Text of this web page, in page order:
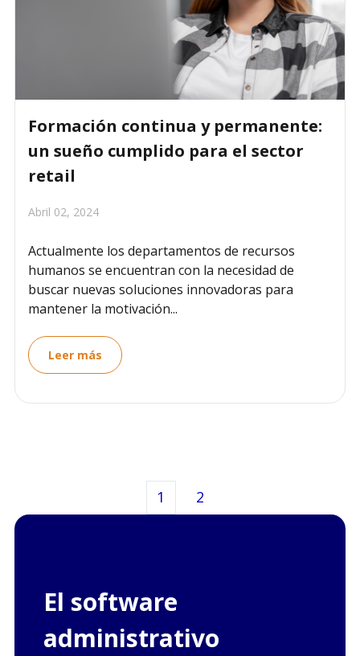
Formación continua y permanente:
un sueño cumplido para el sector
retail
Abril 02, 2024
Actualmente los departamentos de recursos
humanos se encuentran con la necesidad de
buscar nuevas soluciones innovadoras para
mantener la motivación...
Leer más
Primera
Anterior
1 2
El software
administrativo